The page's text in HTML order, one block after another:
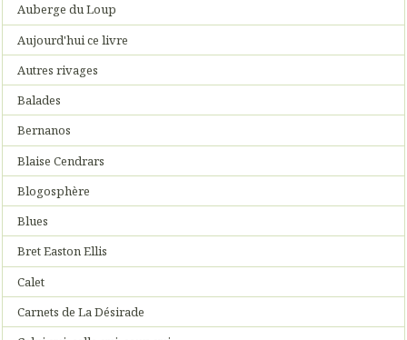
Auberge du Loup
Aujourd'hui ce livre
Autres rivages
Balades
Bernanos
Blaise Cendrars
Blogosphère
Blues
Bret Easton Ellis
Calet
Carnets de La Désirade